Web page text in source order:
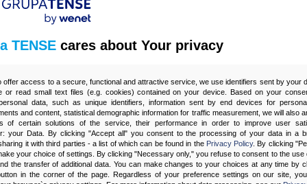
TENSE cares about Your privacy
offer access to a secure, functional and attractive service, we use identifiers sent by your
or read small text files (e.g. cookies) contained on your device. Based on your
data, such as unique identifiers, information sent by end devices for
and content, statistical demographic information for traffic measurement, we will also
of certain solutions of the service, their performance in order to improve user
your Data. By clicking "Accept all" you consent to the processing of your data in a
it with third parties - a list of which can be found in the Privacy Policy. By clicking
your choice of settings. By clicking "Necessary only," you refuse to consent to the use
the transfer of additional data. You can make changes to your choices at any time by
in the corner of the page. Regardless of your preference settings on our site,
fraz kluczowych dla danej strony
słów kluczowych. Analiza ta pozwala na
wyrażeń wpisywanych przez użytkowników
Dzięki temu można dostosować zawartość
jej atrakcyjność.
kluczowych, takie jak Google Ads Keyword
danych na temat popularności
kombinacji słów kluczowych. Na